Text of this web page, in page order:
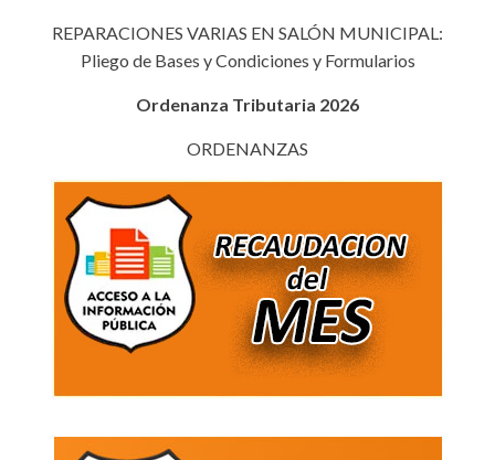
REPARACIONES VARIAS EN SALÓN MUNICIPAL:
Pliego de Bases y Condiciones y Formularios
Ordenanza Tributaria 2026
ORDENANZAS